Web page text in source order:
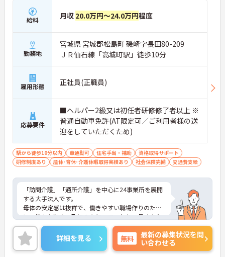
給料 月収 20.0万円～24.0万円程度
勤務地
宮城県 宮城郡松島町 磯崎字長田80-209
ＪＲ仙石線「高城町駅」徒歩10分
雇用形態 正社員(正職員)
応募要件
■ヘルパー2級又は初任者研修修了者以上 ※
普通自動車免許(AT限定可／ご利用者様の送
迎をしていただくため)
駅から徒歩10分以内 車通勤可 住宅手当・補助
資格取得サポート
研修制度あり
産休･育休･介護休暇取得実績あり 社会保険完備 交通費支給
「訪問介護」「通所介護」を中心に24事業所を展開
する大手法人です。
母体の安定感は抜群で、働きやすい職場作りのため
に、様々な独自の取組みを行っていおり、長く安心
してご就業いただけます。
幅広い年齢層の方々が活躍され、年齢や経験に応じ
たキャリアを積んでいただけます。
ご興味のある方は是非お気軽にお問い合わせくださ
詳細を見る 無料
最新の募集状況を問
い合わせる